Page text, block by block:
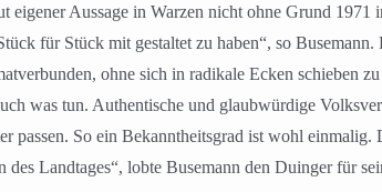
eigener Aussage in Warzen nicht ohne Grund
für Stück mit gestaltet zu haben“, so
ohne sich in radikale Ecken schieben
was tun. Authentische und glaubwürdige
passen. So ein Bekanntheitsgrad ist wohl
des Landtages“, lobte Busemann den Duinger für